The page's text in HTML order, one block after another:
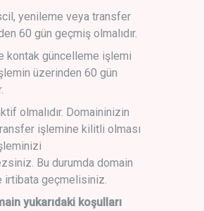
yenileme veya transfer
60 gün geçmiş olmalıdır.
kontak güncelleme işlemi
üzerinden 60 gün
olmalıdır. Domaininizin
işlemine kilitli olması
Bu durumda domain
irtibata geçmelisiniz.
yukarıdaki koşulları